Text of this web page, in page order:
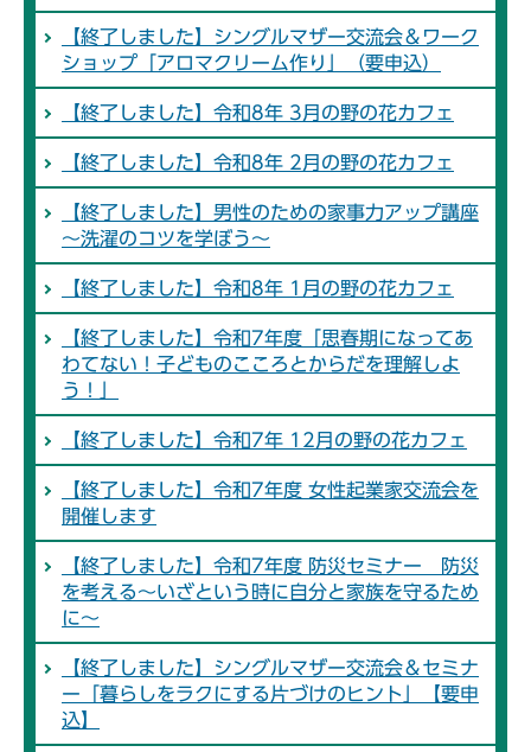
【終了しました】シングルマザー交流会＆ワーク
ショップ「アロマクリーム作り」（要申込）
【終了しました】令和8年 3月の野の花カフェ
【終了しました】令和8年 2月の野の花カフェ
【終了しました】男性のための家事力アップ講座
～洗濯のコツを学ぼう～
【終了しました】令和8年 1月の野の花カフェ
【終了しました】令和7年度「思春期になってあ
わてない！子どものこころとからだを理解しよ
う！」
【終了しました】令和7年 12月の野の花カフェ
【終了しました】令和7年度 女性起業家交流会を
開催します
【終了しました】令和7年度 防災セミナー 防災
を考える～いざという時に自分と家族を守るため
に～
【終了しました】シングルマザー交流会＆セミナ
ー「暮らしをラクにする片づけのヒント」【要申
込】